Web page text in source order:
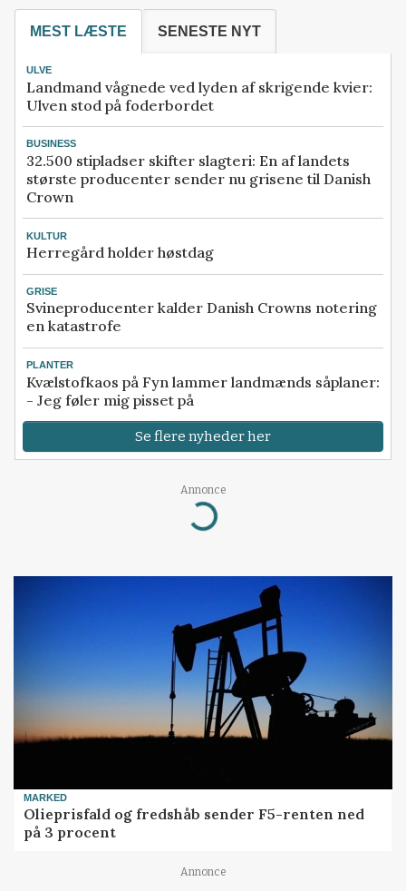
MEST LÆSTE SENESTE NYT
ULVE
Landmand vågnede ved lyden af skrigende kvier:
Ulven stod på foderbordet
BUSINESS
32.500 stipladser skifter slagteri: En af landets
største producenter sender nu grisene til Danish
Crown
KULTUR
Herregård holder høstdag
GRISE
Svineproducenter kalder Danish Crowns notering
en katastrofe
PLANTER
Kvælstofkaos på Fyn lammer landmænds såplaner:
- Jeg føler mig pisset på
Se flere nyheder her
Annonce
Loading...
MARKED
Olieprisfald og fredshåb sender F5-renten ned
på 3 procent
Annonce